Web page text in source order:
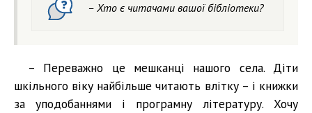
– Хто є читачами вашої бібліотеки?
– Переважно це мешканці нашого села. Діти
шкільного віку найбільше читають влітку – і книжки
за уподобаннями і програмну літературу. Хочу